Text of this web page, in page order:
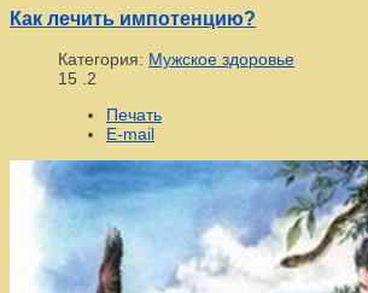
Как лечить импотенцию?
Категория: Мужское здоровье
15 .2
Печать
E-mail